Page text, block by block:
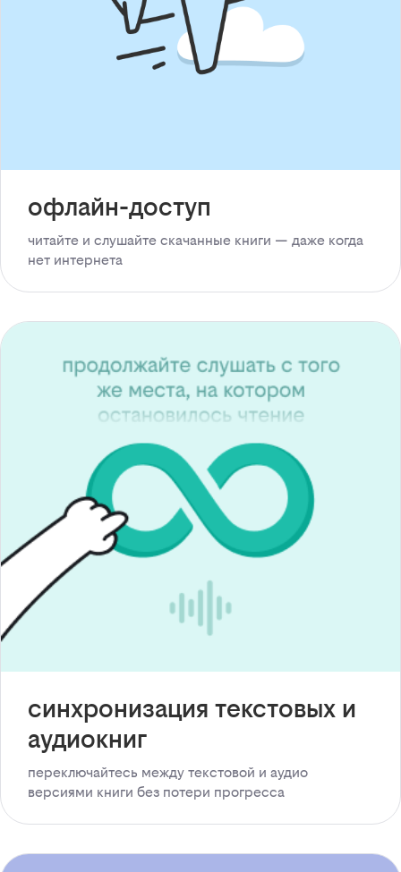
офлайн-доступ
читайте и слушайте скачанные книги — даже когда
нет интернета
синхронизация текстовых и
аудиокниг
переключайтесь между текстовой и аудио
версиями книги без потери прогресса